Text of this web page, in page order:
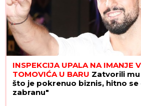
INSPEKCIJA UPALA NA IMANJE
TOMOVIĆA U BARU Zatvorili
što je pokrenuo biznis, hitno
zabranu"